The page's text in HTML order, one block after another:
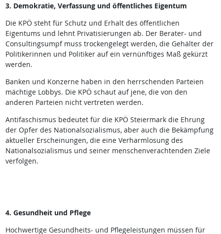
3. Demokratie, Verfassung und öffentliches Eigentum
Die KPÖ steht für Schutz und Erhalt des öffentlichen
Eigentums und lehnt Privatisierungen ab. Der Berater- und
Consultingsumpf muss trockengelegt werden, die Gehälter der
Politikerinnen und Politiker auf ein vernünftiges Maß gekürzt
werden.
Banken und Konzerne haben in den herrschenden Parteien
mächtige Lobbys. Die KPÖ schaut auf jene, die von den
anderen Parteien nicht vertreten werden.
Antifaschismus bedeutet für die KPÖ Steiermark die Ehrung
der Opfer des Nationalsozialismus, aber auch die Bekämpfung
aktueller Erscheinungen, die eine Verharmlosung des
Nationalsozialismus und seiner menschenverachtenden Ziele
verfolgen.
4. Gesundheit und Pflege
Hochwertige Gesundheits- und Pflegeleistungen müssen für